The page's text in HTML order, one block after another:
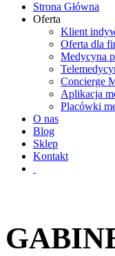
Strona Główna
Oferta
Klient
Oferta dla
Medycyna
Concierge
Aplikacja
Placówki
O nas
Blog
Sklep
Kontakt